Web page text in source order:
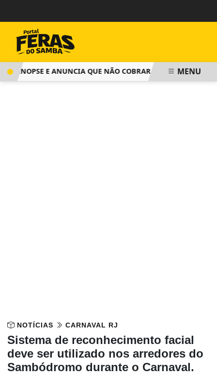
E ANUNCIA QUE NÃO COBRARÁ TAXA DEMENU
NOTÍCIAS CARNAVAL RJ
Sistema de reconhecimento facial
deve ser utilizado nos arredores do
Sambódromo durante o Carnaval.